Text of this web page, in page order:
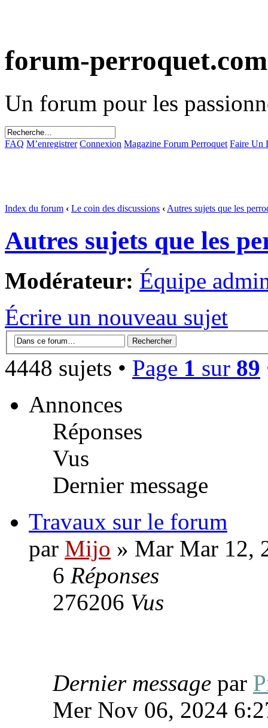
forum-perroquet.com
Un forum pour les
FAQ M’enregistrer Connexion Magazine Forum Perroquet Faire Un
Index du forum ‹ Le coin des discussions ‹ Autres sujets que les
Autres sujets que les
Modérateur: Équipe
Écrire un nouveau sujet
4448 sujets • Page 1 sur 89
Annonces
Réponses
Vus
Dernier message
Travaux sur le forum
par Mijo » Mar Mar 12,
6 Réponses
276206 Vus
Dernier message par
Mer Nov 06, 2024